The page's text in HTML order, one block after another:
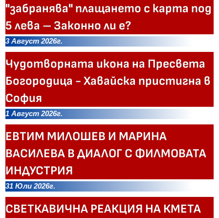
"забранява" плащането с карта под
5 лева – Законно ли е?
3 Август 2026г.
Чудотворната икона на Пресвета
Богородица - Хавайска пристигна в
София
1 Август 2026г.
ЕВТИМ МИЛОШЕВ И МАРИНА
ВАСИЛЕВА В ДИАЛОГ С ФИЛМОВАТА
ИНДУСТРИЯ
31 Юли 2026г.
СВЕТКАВИЧНА РЕАКЦИЯ НА КМЕТА